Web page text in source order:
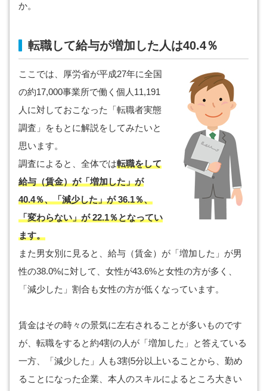
か。
転職して給与が増加した人は40.4％
ここでは、厚労省が平成27年に全国
の約17,000事業所で働く個人11,191
人に対しておこなった「転職者実態
調査」をもとに解説をしてみたいと
思います。
調査によると、全体では転職をして
給与（賃金）が「増加した」が
40.4％、「減少した」が 36.1％、
「変わらない」が 22.1％となってい
ます。
また男女別に見ると、給与（賃金）が「増加した」が男
性の38.0%に対して、女性が43.6%と女性の方が多く、
「減少した」割合も女性の方が低くなっています。
賃金はその時々の景気に左右されることが多いものです
が、転職をすると約4割の人が「増加した」と答えている
一方、「減少した」人も3割5分以上いることから、勤め
ることになった企業、本人のスキルによるところ大きい